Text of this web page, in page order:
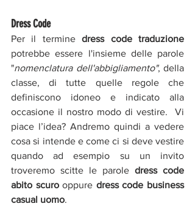
Dress Code
Per il termine dress code traduzione
potrebbe essere l'insieme delle parole
"nomenclatura dell'abbigliamento", della
classe, di tutte quelle regole che
definiscono idoneo e indicato alla
occasione il nostro modo di vestire.  Vi
piace l’idea? Andremo quindi a vedere
cosa si intende e come ci si deve vestire
quando ad esempio su un invito
troveremo scitte le parole dress code
abito scuro oppure dress code business
casual uomo.